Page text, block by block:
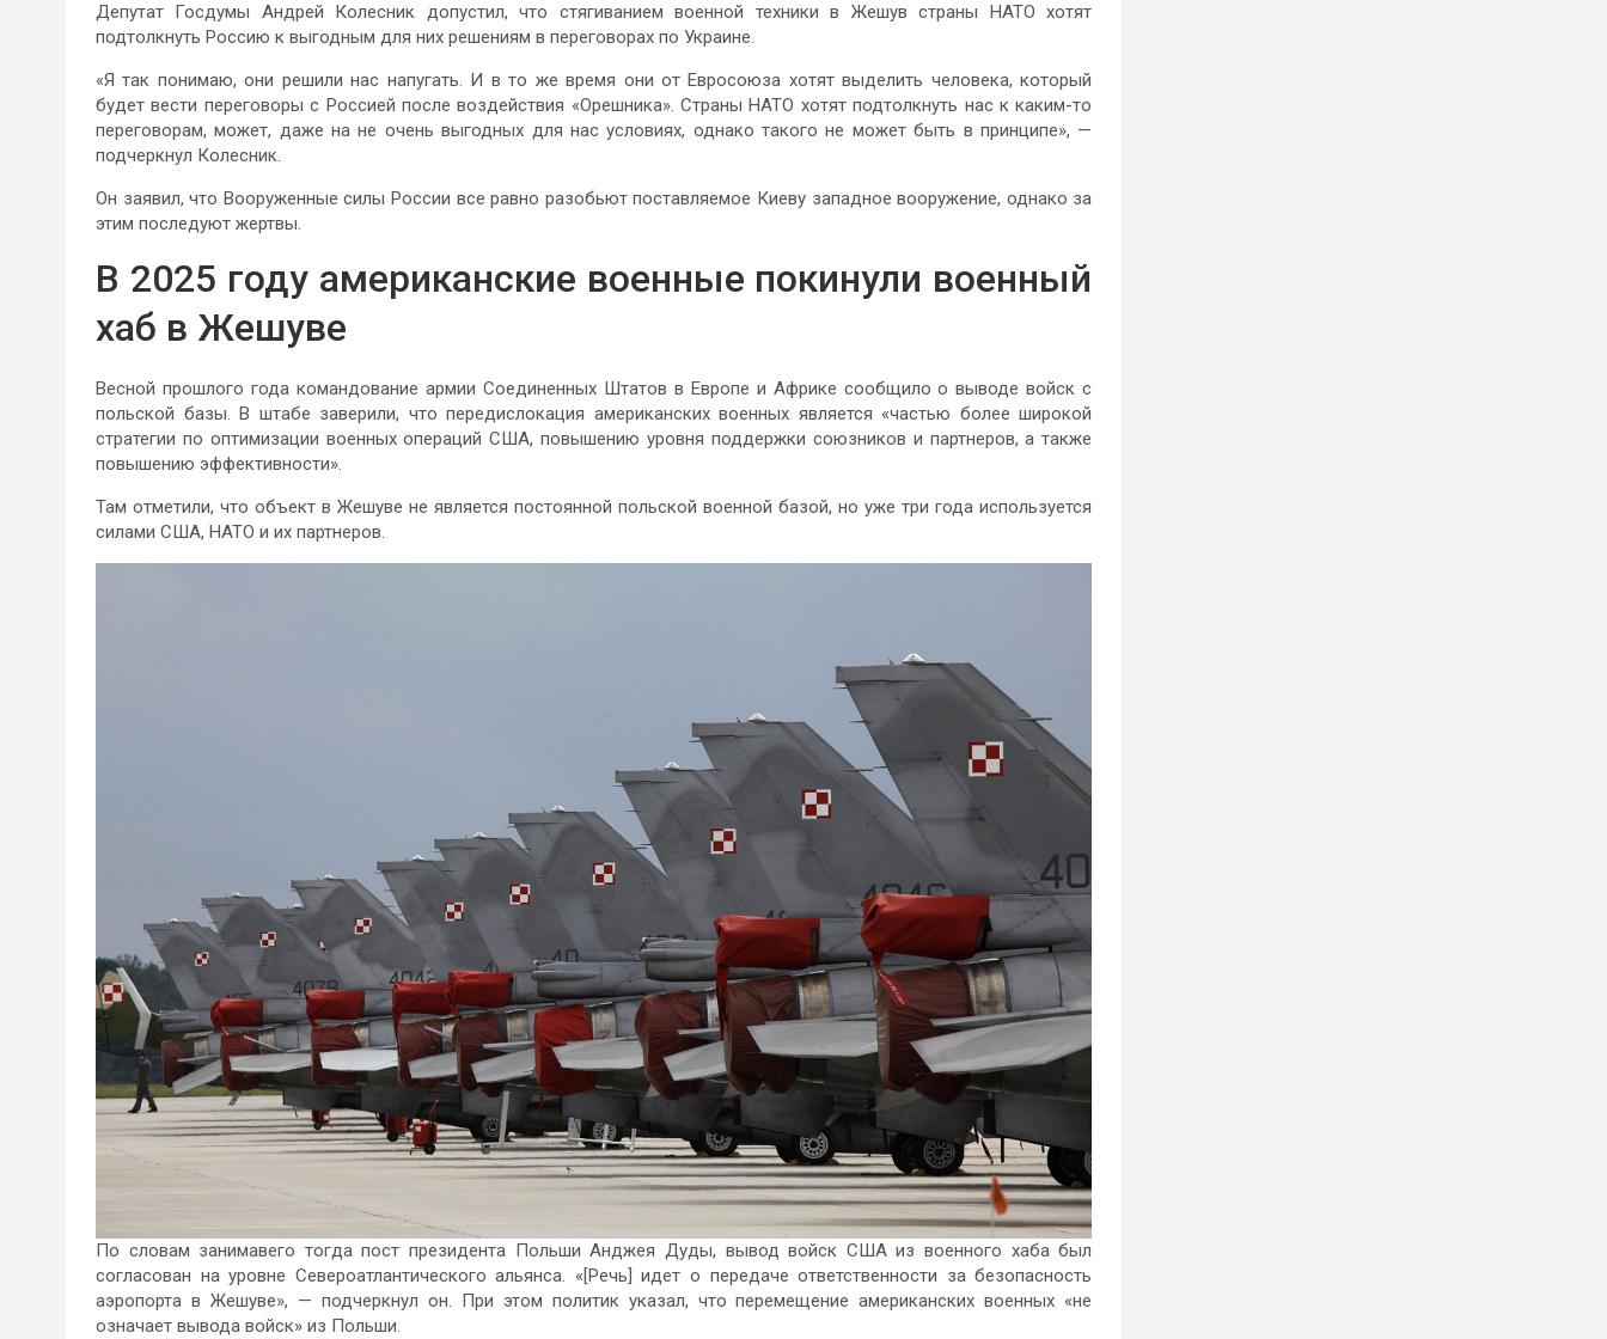
Депутат Госдумы Андрей Колесник допустил, что стягиванием военной техники в Жешув страны НАТО хотят
подтолкнуть Россию к выгодным для них решениям в переговорах по Украине.
«Я так понимаю, они решили нас напугать. И в то же время они от Евросоюза хотят выделить человека, который
будет вести переговоры с Россией после воздействия «Орешника». Страны НАТО хотят подтолкнуть нас к каким-то
переговорам, может, даже на не очень выгодных для нас условиях, однако такого не может быть в принципе», —
подчеркнул Колесник.
Он заявил, что Вооруженные силы России все равно разобьют поставляемое Киеву западное вооружение, однако за
этим последуют жертвы.
В 2025 году американские военные покинули военный
хаб в Жешуве
Весной прошлого года командование армии Соединенных Штатов в Европе и Африке сообщило о выводе войск с
польской базы. В штабе заверили, что передислокация американских военных является «частью более широкой
стратегии по оптимизации военных операций США, повышению уровня поддержки союзников и партнеров, а также
повышению эффективности».
Там отметили, что объект в Жешуве не является постоянной польской военной базой, но уже три года используется
силами США, НАТО и их партнеров.
По словам занимавего тогда пост президента Польши Анджея Дуды, вывод войск США из военного хаба был
согласован на уровне Североатлантического альянса. «[Речь] идет о передаче ответственности за безопасность
аэропорта в Жешуве», — подчеркнул он. При этом политик указал, что перемещение американских военных «не
означает вывода войск» из Польши.